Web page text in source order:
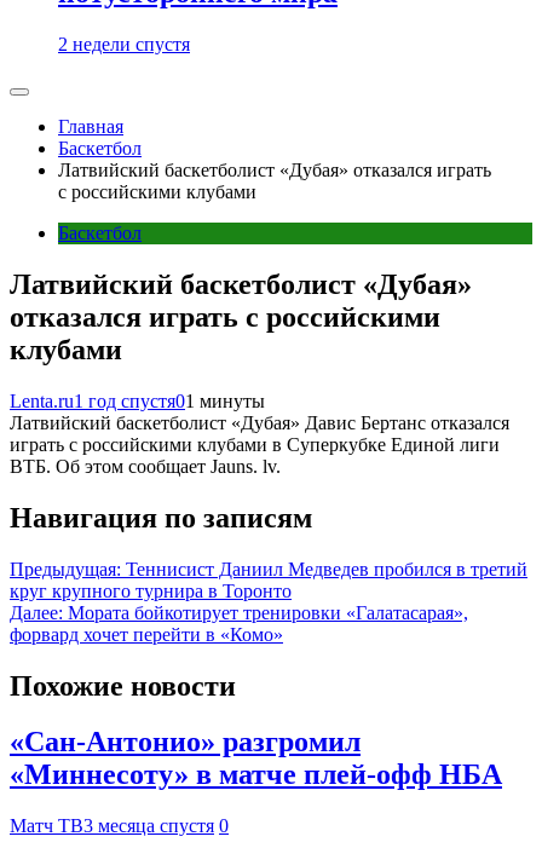
2 недели спустя
Главная
Баскетбол
Латвийский баскетболист «Дубая» отказался играть
с российскими клубами
Баскетбол
Латвийский баскетболист «Дубая»
отказался играть с российскими
клубами
Lenta.ru1 год спустя01 минуты
Латвийский баскетболист «Дубая» Давис Бертанс отказался
играть с российскими клубами в Суперкубке Единой лиги
ВТБ. Об этом сообщает Jauns. lv.
Навигация по записям
Предыдущая: Теннисист Даниил Медведев пробился в третий
круг крупного турнира в Торонто
Далее: Мората бойкотирует тренировки «Галатасарая»,
форвард хочет перейти в «Комо»
Похожие новости
«Сан‑Антонио» разгромил
«Миннесоту» в матче плей‑офф НБА
Матч ТВ3 месяца спустя 0